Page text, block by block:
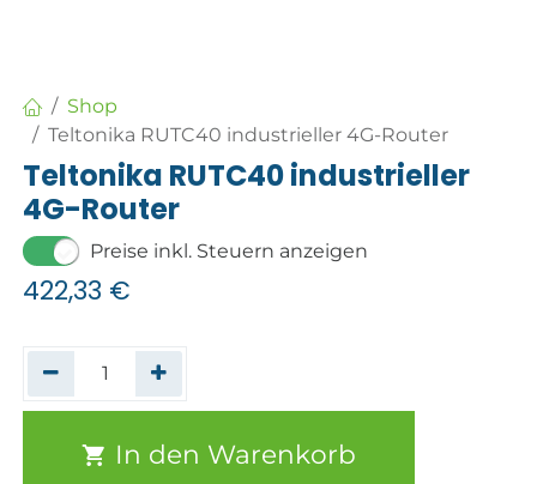
Shop
Teltonika RUTC40 industrieller 4G-Router
Teltonika RUTC40 industrieller
4G-Router
Preise inkl. Steuern anzeigen
422,33 €
In den Warenkorb